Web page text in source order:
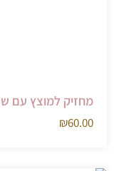
מחזיק למוצץ עם
₪60.00